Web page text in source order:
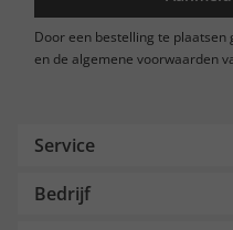
Door een bestelling te
en de algemene voorwaarden
Service
Bedrijf